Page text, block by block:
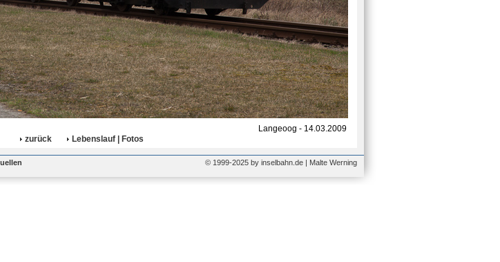
Langeoog - 14.03.2009
zurück
Lebenslauf | Fotos
© 1999-2025 by inselbahn.de | Malte Werning